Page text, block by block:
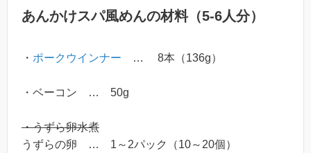
あんかけスパ風めんの材料（5-6人分）
・ ポークウインナー … 8本（136g）
・ベーコン … 50g
・うずら卵水煮
うずらの卵 … 1～2パック（10～20個）